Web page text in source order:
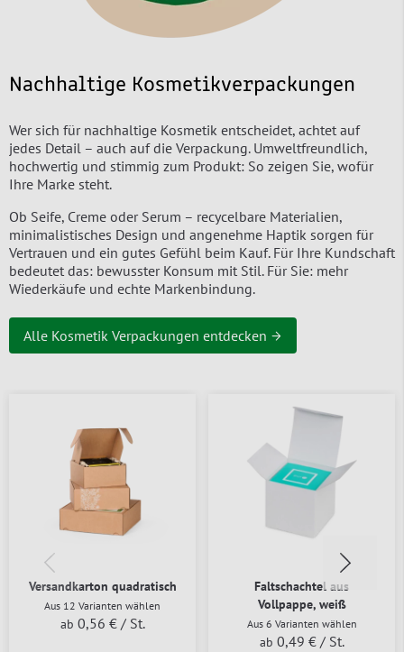
Nachhaltige Kosmetikverpackungen
Wer sich für nachhaltige Kosmetik entscheidet, achtet auf
jedes Detail – auch auf die Verpackung. Umweltfreundlich,
hochwertig und stimmig zum Produkt: So zeigen Sie, wofür
Ihre Marke steht.
Ob Seife, Creme oder Serum – recycelbare Materialien,
minimalistisches Design und angenehme Haptik sorgen für
Vertrauen und ein gutes Gefühl beim Kauf. Für Ihre Kundschaft
bedeutet das: bewusster Konsum mit Stil. Für Sie: mehr
Wiederkäufe und echte Markenbindung.
Alle Kosmetik Verpackungen entdecken →
Versandkarton quadratisch
Aus 12 Varianten wählen
ab 0,56 € / St.
Faltschachtel aus
Vollpappe, weiß
Aus 6 Varianten wählen
ab 0,49 € / St.